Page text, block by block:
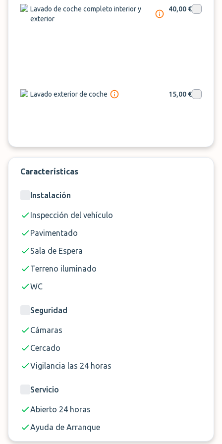
adaptándose a cualquier horario de vuelo, tanto
de día como de noche.
Lavado de coche completo interior y
exterior
40,00 €
Lavado exterior de coche 15,00 €
Características
Instalación
Inspección del vehículo
Pavimentado
Sala de Espera
Terreno iluminado
WC
Seguridad
Cámaras
Cercado
Vigilancia las 24 horas
Servicio
Abierto 24 horas
Ayuda de Arranque